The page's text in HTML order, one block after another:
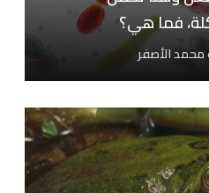
فما هي؟
محمد الأصفر